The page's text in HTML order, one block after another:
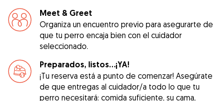
Meet & Greet
Organiza un encuentro previo para asegurarte de
que tu perro encaja bien con el cuidador
seleccionado.
Preparados, listos...¡YA!
¡Tu reserva está a punto de comenzar! Asegúrate
de que entregas al cuidador/a todo lo que tu
perro necesitará: comida suficiente, su cama,